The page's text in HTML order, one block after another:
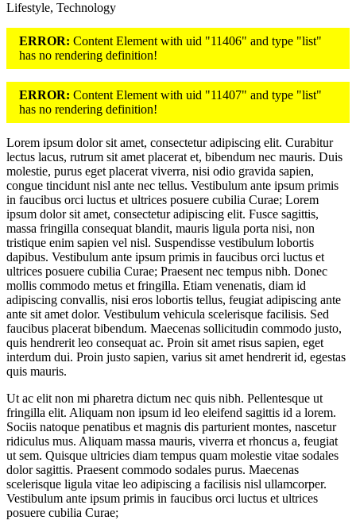
Lifestyle, Technology
ERROR: Content Element with uid "11406" and type "list"
has no rendering definition!
ERROR: Content Element with uid "11407" and type "list"
has no rendering definition!
Lorem ipsum dolor sit amet, consectetur adipiscing elit. Curabitur
lectus lacus, rutrum sit amet placerat et, bibendum nec mauris. Duis
molestie, purus eget placerat viverra, nisi odio gravida sapien,
congue tincidunt nisl ante nec tellus. Vestibulum ante ipsum primis
in faucibus orci luctus et ultrices posuere cubilia Curae; Lorem
ipsum dolor sit amet, consectetur adipiscing elit. Fusce sagittis,
massa fringilla consequat blandit, mauris ligula porta nisi, non
tristique enim sapien vel nisl. Suspendisse vestibulum lobortis
dapibus. Vestibulum ante ipsum primis in faucibus orci luctus et
ultrices posuere cubilia Curae; Praesent nec tempus nibh. Donec
mollis commodo metus et fringilla. Etiam venenatis, diam id
adipiscing convallis, nisi eros lobortis tellus, feugiat adipiscing ante
ante sit amet dolor. Vestibulum vehicula scelerisque facilisis. Sed
faucibus placerat bibendum. Maecenas sollicitudin commodo justo,
quis hendrerit leo consequat ac. Proin sit amet risus sapien, eget
interdum dui. Proin justo sapien, varius sit amet hendrerit id, egestas
quis mauris.
Ut ac elit non mi pharetra dictum nec quis nibh. Pellentesque ut
fringilla elit. Aliquam non ipsum id leo eleifend sagittis id a lorem.
Sociis natoque penatibus et magnis dis parturient montes, nascetur
ridiculus mus. Aliquam massa mauris, viverra et rhoncus a, feugiat
ut sem. Quisque ultricies diam tempus quam molestie vitae sodales
dolor sagittis. Praesent commodo sodales purus. Maecenas
scelerisque ligula vitae leo adipiscing a facilisis nisl ullamcorper.
Vestibulum ante ipsum primis in faucibus orci luctus et ultrices
posuere cubilia Curae;